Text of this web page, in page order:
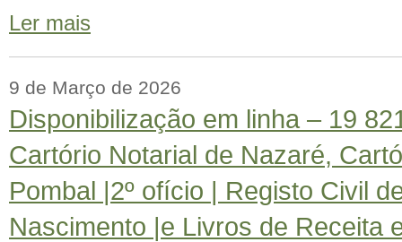
Ler mais
9 de Março de 2026
Disponibilização em linha – 19
Cartório Notarial de Nazaré,
Pombal |2º ofício | Registo Civil
Nascimento |e Livros de Receita